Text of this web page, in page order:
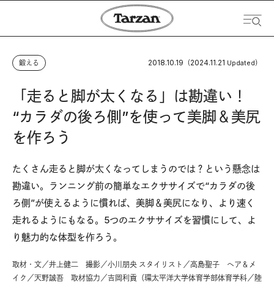
鍛える 2018.10.19 （2024.11.21 Updated）
「走ると脚が太くなる」は勘違い！
“カラダの後ろ側”を使って美脚＆美尻
を作ろう
たくさん走ると脚が太くなってしまうのでは？という懸念は
勘違い。ランニング前の簡単なエクササイズで“カラダの後
ろ側”が使えるように慣れば、美脚＆美尻になり、より速く
走れるようにもなる。5つのエクササイズを習慣にして、よ
り魅力的な体型を作ろう。
取材・文／井上健二 撮影／小川朋央 スタイリスト／高島聖子 ヘア＆メ
イク／天野誠吾 取材協力／吉岡利貢（環太平洋大学体育学部体育学科／陸